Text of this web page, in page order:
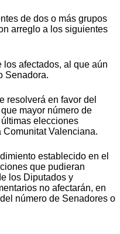
de dos o más grupos
arreglo a los siguientes
los afectados, al que aún
Senadora.
resolverá en favor del
mayor número de
elecciones
Valenciana.
establecido en el
que pudieran
los Diputados y
no afectarán, en
número de Senadores o